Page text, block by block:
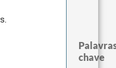
chave